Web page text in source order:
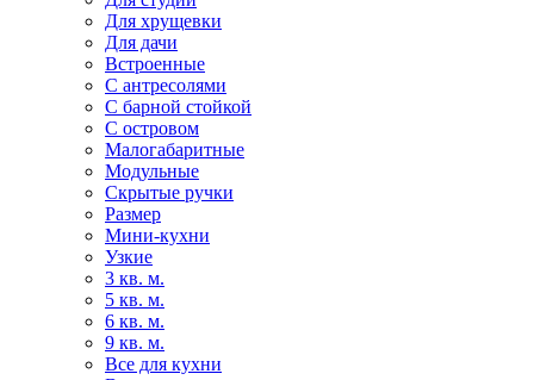
Для хрущевки
Для дачи
Встроенные
С антресолями
С барной стойкой
С островом
Малогабаритные
Модульные
Скрытые ручки
Размер
Мини-кухни
Узкие
3 кв. м.
5 кв. м.
6 кв. м.
9 кв. м.
Все для кухни